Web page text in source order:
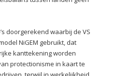
doorgerekend waarbij de VS
NiGEM gebruikt, dat
kanttekening worden
protectionisme in kaart te